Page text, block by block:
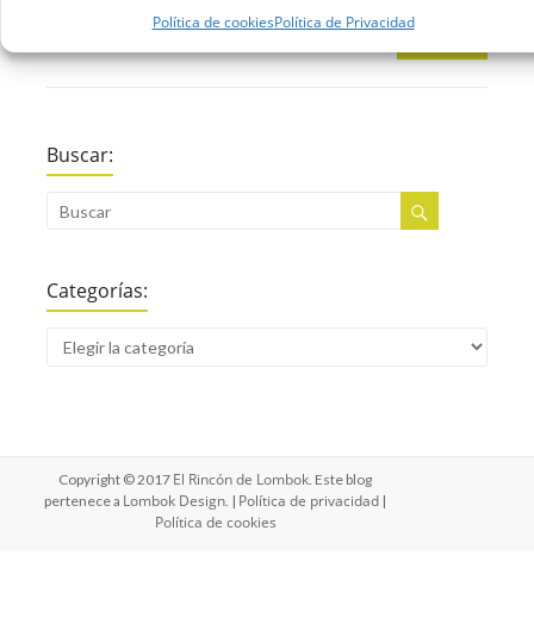
Política de cookiesPolítica de Privacidad
Sin comentarios
Buscar:
Categorías:
Copyright © 2017 El Rincón de Lombok. Este blog
pertenece a Lombok Design. | Política de privacidad |
Política de cookies